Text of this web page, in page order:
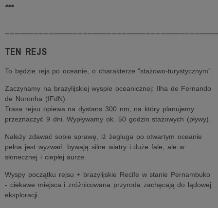
***
TEN REJS
To będzie rejs po oceanie, o charakterze "stażowo-turystycznym".
Zaczynamy na brazylijskiej wyspie oceanicznej: Ilha de Fernando
de Noronha (IFdN)
Trasa rejsu opiewa na dystans 300 nm, na który planujemy
przeznaczyć 9 dni. Wypływamy ok. 50 godzin stażowych (pływy).
Należy zdawać sobie sprawę, iż żegluga po otwartym oceanie
pełna jest wyzwań: bywają silne wiatry i duże fale, ale w
słonecznej i ciepłej aurze.
Wyspy początku rejsu + brazylijskie Recife w stanie Pernambuko
- ciekawe miejsca i zróżnicowana przyroda zachęcają do lądowej
eksploracji.